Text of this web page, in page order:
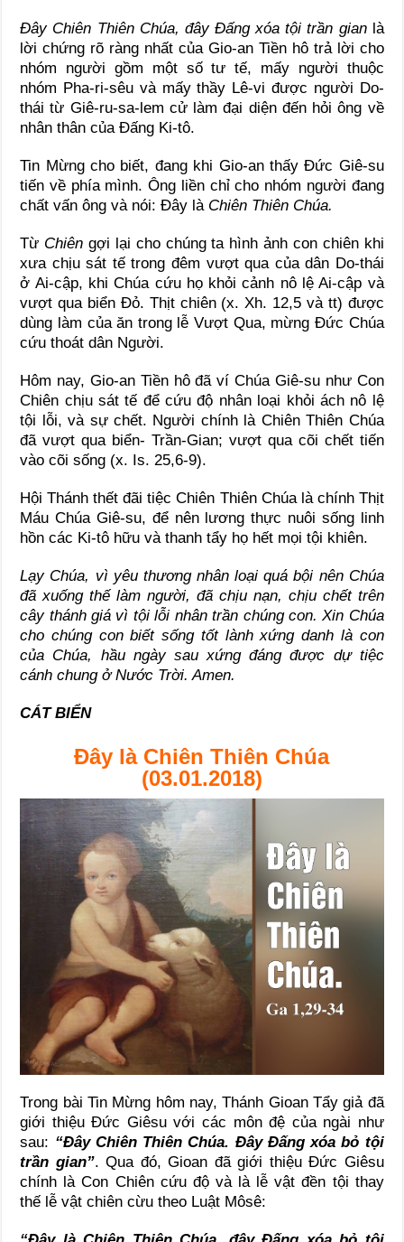
Đây Chiên Thiên Chúa, đây Đấng xóa tội trần gian là
lời chứng rõ ràng nhất của Gio-an Tiền hô trả lời cho
nhóm người gồm một số tư tế, mấy người thuộc
nhóm Pha-ri-sêu và mấy thầy Lê-vi được người Do-
thái từ Giê-ru-sa-lem cử làm đại diện đến hỏi ông về
nhân thân của Đấng Ki-tô.
Tin Mừng cho biết, đang khi Gio-an thấy Đức Giê-su
tiến về phía mình. Ông liền chỉ cho nhóm người đang
chất vấn ông và nói: Đây là Chiên Thiên Chúa.
Từ Chiên gợi lại cho chúng ta hình ảnh con chiên khi
xưa chịu sát tế trong đêm vượt qua của dân Do-thái
ở Ai-cập, khi Chúa cứu họ khỏi cảnh nô lệ Ai-cập và
vượt qua biển Đỏ. Thịt chiên (x. Xh. 12,5 và tt) được
dùng làm của ăn trong lễ Vượt Qua, mừng Đức Chúa
cứu thoát dân Người.
Hôm nay, Gio-an Tiền hô đã ví Chúa Giê-su như Con
Chiên chịu sát tế để cứu độ nhân loại khỏi ách nô lệ
tội lỗi, và sự chết. Người chính là Chiên Thiên Chúa
đã vượt qua biển- Trần-Gian; vượt qua cõi chết tiến
vào cõi sống (x. Is. 25,6-9).
Hội Thánh thết đãi tiệc Chiên Thiên Chúa là chính Thịt
Máu Chúa Giê-su, để nên lương thực nuôi sống linh
hồn các Ki-tô hữu và thanh tẩy họ hết mọi tội khiên.
Lạy Chúa, vì yêu thương nhân loại quá bội nên Chúa
đã xuống thế làm người, đã chịu nạn, chịu chết trên
cây thánh giá vì tội lỗi nhân trần chúng con. Xin Chúa
cho chúng con biết sống tốt lành xứng danh là con
của Chúa, hầu ngày sau xứng đáng được dự tiệc
cánh chung ở Nước Trời. Amen.
CÁT BIỂN
Đây là Chiên Thiên Chúa
(03.01.2018)
Trong bài Tin Mừng hôm nay, Thánh Gioan Tẩy giả đã
giới thiệu Đức Giêsu với các môn đệ của ngài như
sau: “Đây Chiên Thiên Chúa. Đây Đấng xóa bỏ tội
trần gian”. Qua đó, Gioan đã giới thiệu Đức Giêsu
chính là Con Chiên cứu độ và là lễ vật đền tội thay
thế lễ vật chiên cừu theo Luật Môsê: